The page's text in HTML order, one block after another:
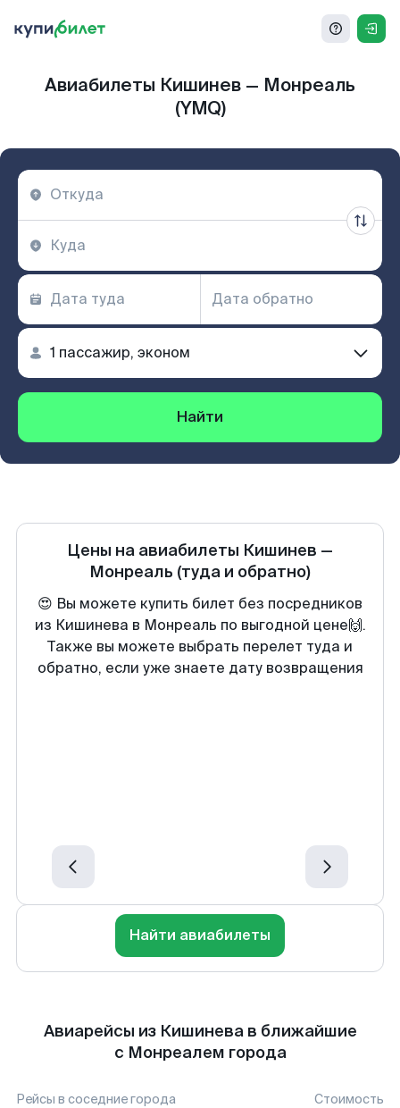
Авиабилеты Кишинев — Монреаль
(YMQ)
Найти
Цены на авиабилеты Кишинев —
Монреаль (туда и обратно)
😍 Вы можете купить билет без посредников
из Кишинева в Монреаль по выгодной цене🙌.
Также вы можете выбрать перелет туда и
обратно, если уже знаете дату возвращения
Найти авиабилеты
Авиарейсы из Кишинева в ближайшие
с Монреалем города
Рейсы в соседние города Стоимость